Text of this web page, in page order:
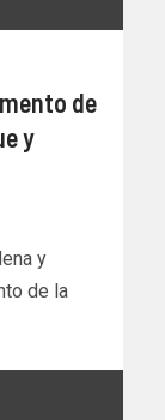
de
y
y
de la